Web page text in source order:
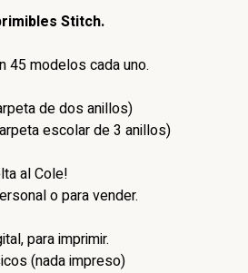
Stitch.
45 modelos cada uno.
de dos anillos)
escolar de 3 anillos)
al Cole!
o para vender.
para imprimir.
(nada impreso)